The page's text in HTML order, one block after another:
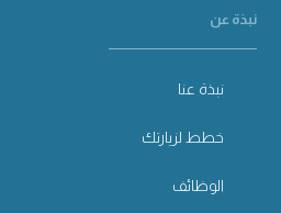
نبذة عن
نبذة عنا
خطط لزيارتك
الوظائف